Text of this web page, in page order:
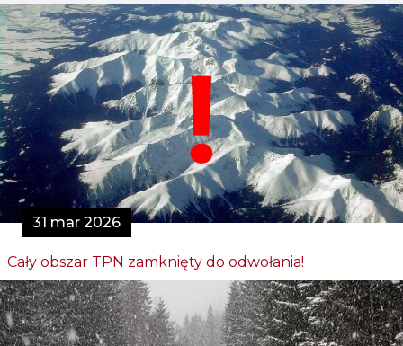
31 mar 2026
Cały obszar TPN zamknięty do odwołania!